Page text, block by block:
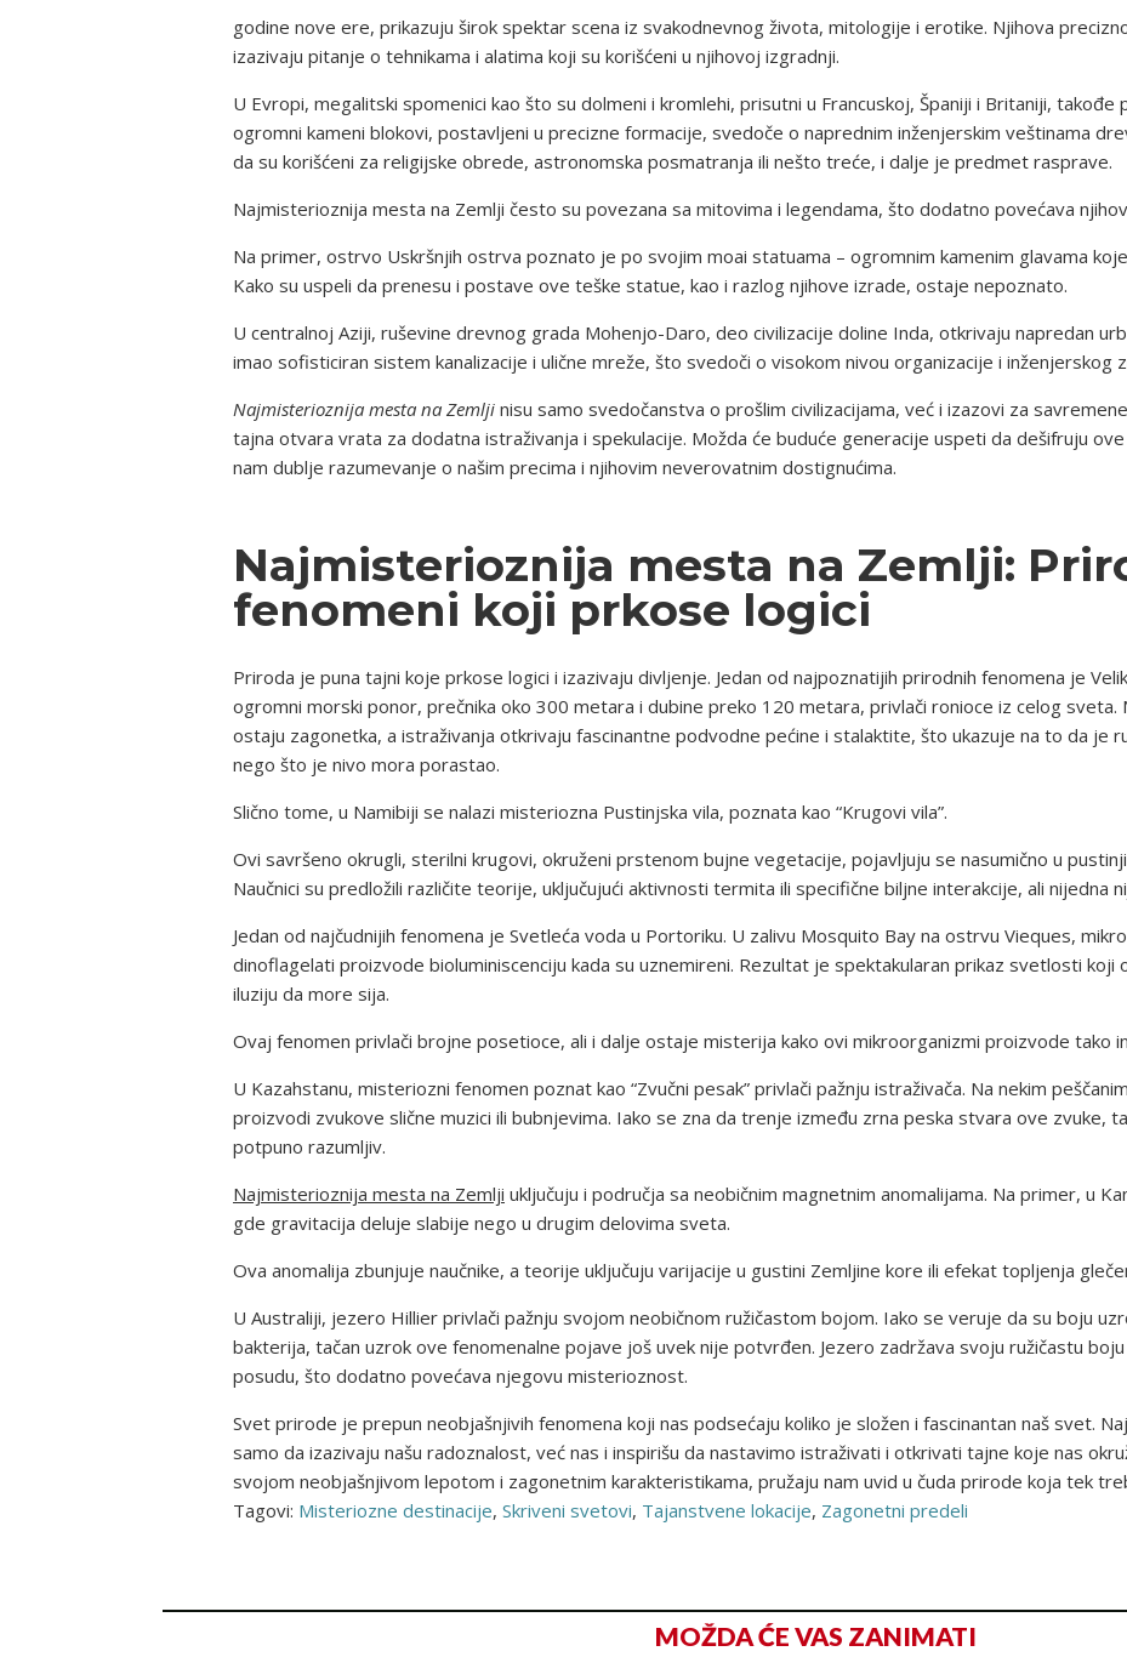
godine nove ere, prikazuju širok spektar scena iz svakodnevnog života, mitologije i erotike. Njihova
izazivaju pitanje o tehnikama i alatima koji su korišćeni u njihovoj izgradnji.
U Evropi, megalitski spomenici kao što su dolmeni i kromlehi, prisutni u Francuskoj, Španiji i Britaniji, takođe
ogromni kameni blokovi, postavljeni u precizne formacije, svedoče o naprednim inženjerskim veštinama
da su korišćeni za religijske obrede, astronomska posmatranja ili nešto treće, i dalje je predmet rasprave.
Najmisterioznija mesta na Zemlji često su povezana sa mitovima i legendama, što dodatno povećava
Na primer, ostrvo Uskršnjih ostrva poznato je po svojim moai statuama – ogromnim kamenim glavama
Kako su uspeli da prenesu i postave ove teške statue, kao i razlog njihove izrade, ostaje nepoznato.
U centralnoj Aziji, ruševine drevnog grada Mohenjo-Daro, deo civilizacije doline Inda, otkrivaju napredan
imao sofisticiran sistem kanalizacije i ulične mreže, što svedoči o visokom nivou organizacije i inženjerskog
Najmisterioznija mesta na Zemlji nisu samo svedočanstva o prošlim civilizacijama, već i izazovi za
tajna otvara vrata za dodatna istraživanja i spekulacije. Možda će buduće generacije uspeti da dešifruju
nam dublje razumevanje o našim precima i njihovim neverovatnim dostignućima.
Najmisterioznija mesta na Zemlji:
fenomeni koji prkose logici
Priroda je puna tajni koje prkose logici i izazivaju divljenje. Jedan od najpoznatijih prirodnih fenomena je
ogromni morski ponor, prečnika oko 300 metara i dubine preko 120 metara, privlači ronioce iz celog
ostaju zagonetka, a istraživanja otkrivaju fascinantne podvodne pećine i stalaktite, što ukazuje na to da je
nego što je nivo mora porastao.
Slično tome, u Namibiji se nalazi misteriozna Pustinjska vila, poznata kao “Krugovi vila”.
Ovi savršeno okrugli, sterilni krugovi, okruženi prstenom bujne vegetacije, pojavljuju se nasumično u
Naučnici su predložili različite teorije, uključujući aktivnosti termita ili specifične biljne interakcije, ali nijedna
Jedan od najčudnijih fenomena je Svetleća voda u Portoriku. U zalivu Mosquito Bay na ostrvu Vieques,
dinoflagelati proizvode bioluminiscenciju kada su uznemireni. Rezultat je spektakularan prikaz svetlosti koji
iluziju da more sija.
Ovaj fenomen privlači brojne posetioce, ali i dalje ostaje misterija kako ovi mikroorganizmi proizvode tako
U Kazahstanu, misteriozni fenomen poznat kao “Zvučni pesak” privlači pažnju istraživača. Na nekim
proizvodi zvukove slične muzici ili bubnjevima. Iako se zna da trenje između zrna peska stvara ove zvuke,
potpuno razumljiv.
Najmisterioznija mesta na Zemlji uključuju i područja sa neobičnim magnetnim anomalijama. Na primer, u
gde gravitacija deluje slabije nego u drugim delovima sveta.
Ova anomalija zbunjuje naučnike, a teorije uključuju varijacije u gustini Zemljine kore ili efekat topljenja
U Australiji, jezero Hillier privlači pažnju svojom neobičnom ružičastom bojom. Iako se veruje da su boju
bakterija, tačan uzrok ove fenomenalne pojave još uvek nije potvrđen. Jezero zadržava svoju ružičastu
posudu, što dodatno povećava njegovu misterioznost.
Svet prirode je prepun neobjašnjivih fenomena koji nas podsećaju koliko je složen i fascinantan naš svet.
samo da izazivaju našu radoznalost, već nas i inspirišu da nastavimo istraživati i otkrivati tajne koje nas
svojom neobjašnjivom lepotom i zagonetnim karakteristikama, pružaju nam uvid u čuda prirode koja tek
Tagovi: Misteriozne destinacije, Skriveni svetovi, Tajanstvene lokacije, Zagonetni predeli
MOŽDA ĆE VAS ZANIMATI